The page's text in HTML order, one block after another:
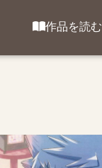
作品を読む